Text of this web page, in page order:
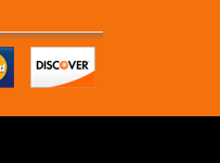
la
de